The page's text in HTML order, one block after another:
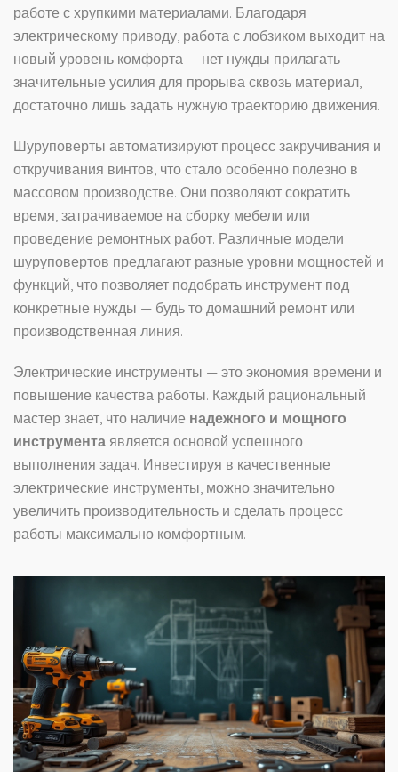
работе с хрупкими материалами. Благодаря
электрическому приводу, работа с лобзиком выходит на
новый уровень комфорта — нет нужды прилагать
значительные усилия для прорыва сквозь материал,
достаточно лишь задать нужную траекторию движения.
Шуруповерты автоматизируют процесс закручивания и
откручивания винтов, что стало особенно полезно в
массовом производстве. Они позволяют сократить
время, затрачиваемое на сборку мебели или
проведение ремонтных работ. Различные модели
шуруповертов предлагают разные уровни мощностей и
функций, что позволяет подобрать инструмент под
конкретные нужды — будь то домашний ремонт или
производственная линия.
Электрические инструменты — это экономия времени и
повышение качества работы. Каждый рациональный
мастер знает, что наличие надежного и мощного
инструмента является основой успешного
выполнения задач. Инвестируя в качественные
электрические инструменты, можно значительно
увеличить производительность и сделать процесс
работы максимально комфортным.